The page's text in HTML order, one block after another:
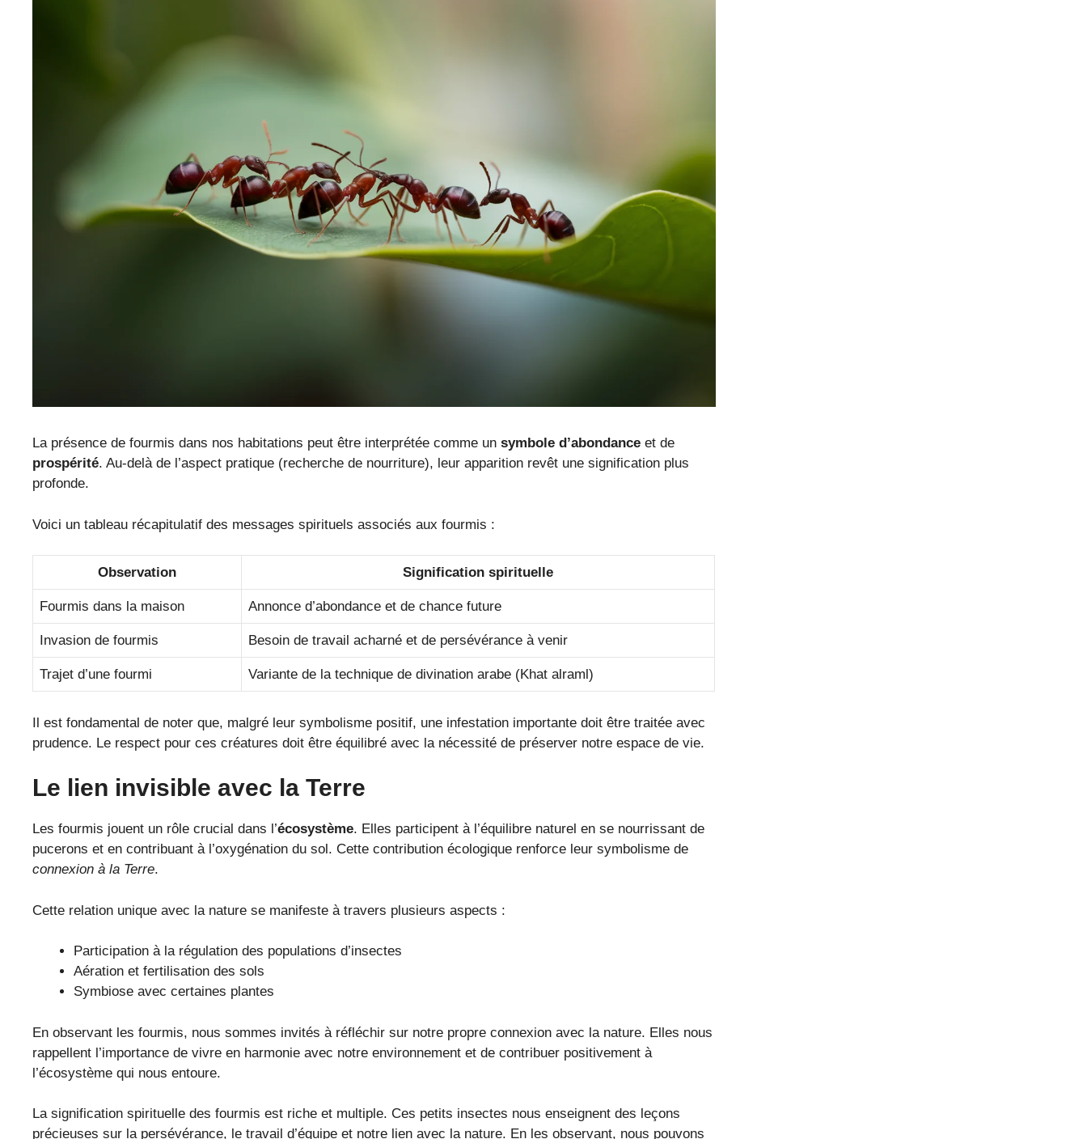
La présence de fourmis dans nos habitations peut être interprétée comme un symbole d’abondance et de
prospérité. Au-delà de l’aspect pratique (recherche de nourriture), leur apparition revêt une signification plus
profonde.
Voici un tableau récapitulatif des messages spirituels associés aux fourmis :
Observation Signification spirituelle
Fourmis dans la maison Annonce d’abondance et de chance future
Invasion de fourmis Besoin de travail acharné et de persévérance à venir
Trajet d’une fourmi Variante de la technique de divination arabe (Khat alraml)
Il est fondamental de noter que, malgré leur symbolisme positif, une infestation importante doit être traitée avec
prudence. Le respect pour ces créatures doit être équilibré avec la nécessité de préserver notre espace de vie.
Le lien invisible avec la Terre
Les fourmis jouent un rôle crucial dans l’écosystème. Elles participent à l’équilibre naturel en se nourrissant de
pucerons et en contribuant à l’oxygénation du sol. Cette contribution écologique renforce leur symbolisme de
connexion à la Terre.
Cette relation unique avec la nature se manifeste à travers plusieurs aspects :
Participation à la régulation des populations d’insectes
Aération et fertilisation des sols
Symbiose avec certaines plantes
En observant les fourmis, nous sommes invités à réfléchir sur notre propre connexion avec la nature. Elles nous
rappellent l’importance de vivre en harmonie avec notre environnement et de contribuer positivement à
l’écosystème qui nous entoure.
La signification spirituelle des fourmis est riche et multiple. Ces petits insectes nous enseignent des leçons
précieuses sur la persévérance, le travail d’équipe et notre lien avec la nature. En les observant, nous pouvons